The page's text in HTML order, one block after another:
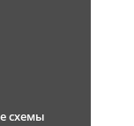
схемы